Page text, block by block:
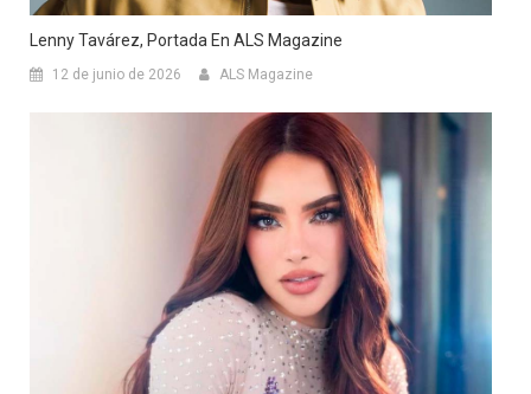
Lenny Tavárez, Portada En ALS Magazine
12 de junio de 2026 ALS Magazine